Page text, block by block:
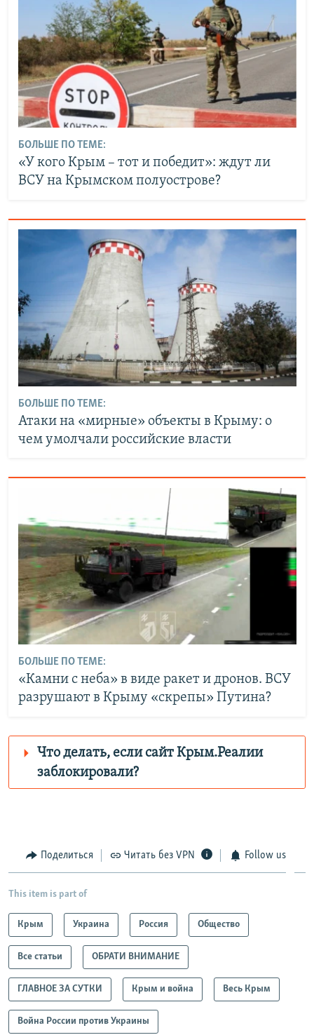
БОЛЬШЕ ПО ТЕМЕ:
«У кого Крым – тот и победит»: ждут ли
ВСУ на Крымском полуострове?
БОЛЬШЕ ПО ТЕМЕ:
Атаки на «мирные» объекты в Крыму: о
чем умолчали российские власти
БОЛЬШЕ ПО ТЕМЕ:
«Камни с неба» в виде ракет и дронов. ВСУ
разрушают в Крыму «скрепы» Путина?
Что делать, если сайт Крым.Реалии
заблокировали?
https://krymridzbveosfgsz-
Крым.Реалии
установить VPN
Поделиться Читать без VPN Follow us
This item is part of
Крым Украина Россия Общество
Все статьи ОБРАТИ ВНИМАНИЕ
ГЛАВНОЕ ЗА СУТКИ Крым и война Весь Крым
Война России против Украины